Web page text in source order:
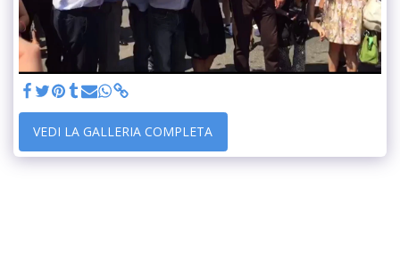
VEDI LA GALLERIA COMPLETA